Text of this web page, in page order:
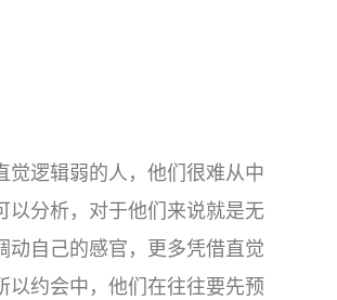
觉逻辑弱的人，他们很难从中
以分析，对于他们来说就是无
动自己的感官，更多凭借直觉
以约会中，他们在往往要先预